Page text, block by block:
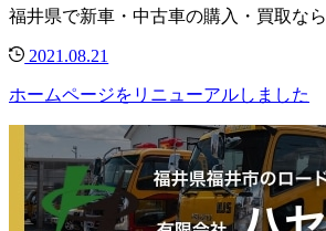
福井県で新車・中古車の購入・買取なら
2021.08.21
ホームページをリニューアルしました